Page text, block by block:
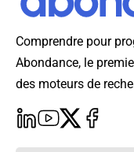
Comprendre pour
Abondance, le
des moteurs de